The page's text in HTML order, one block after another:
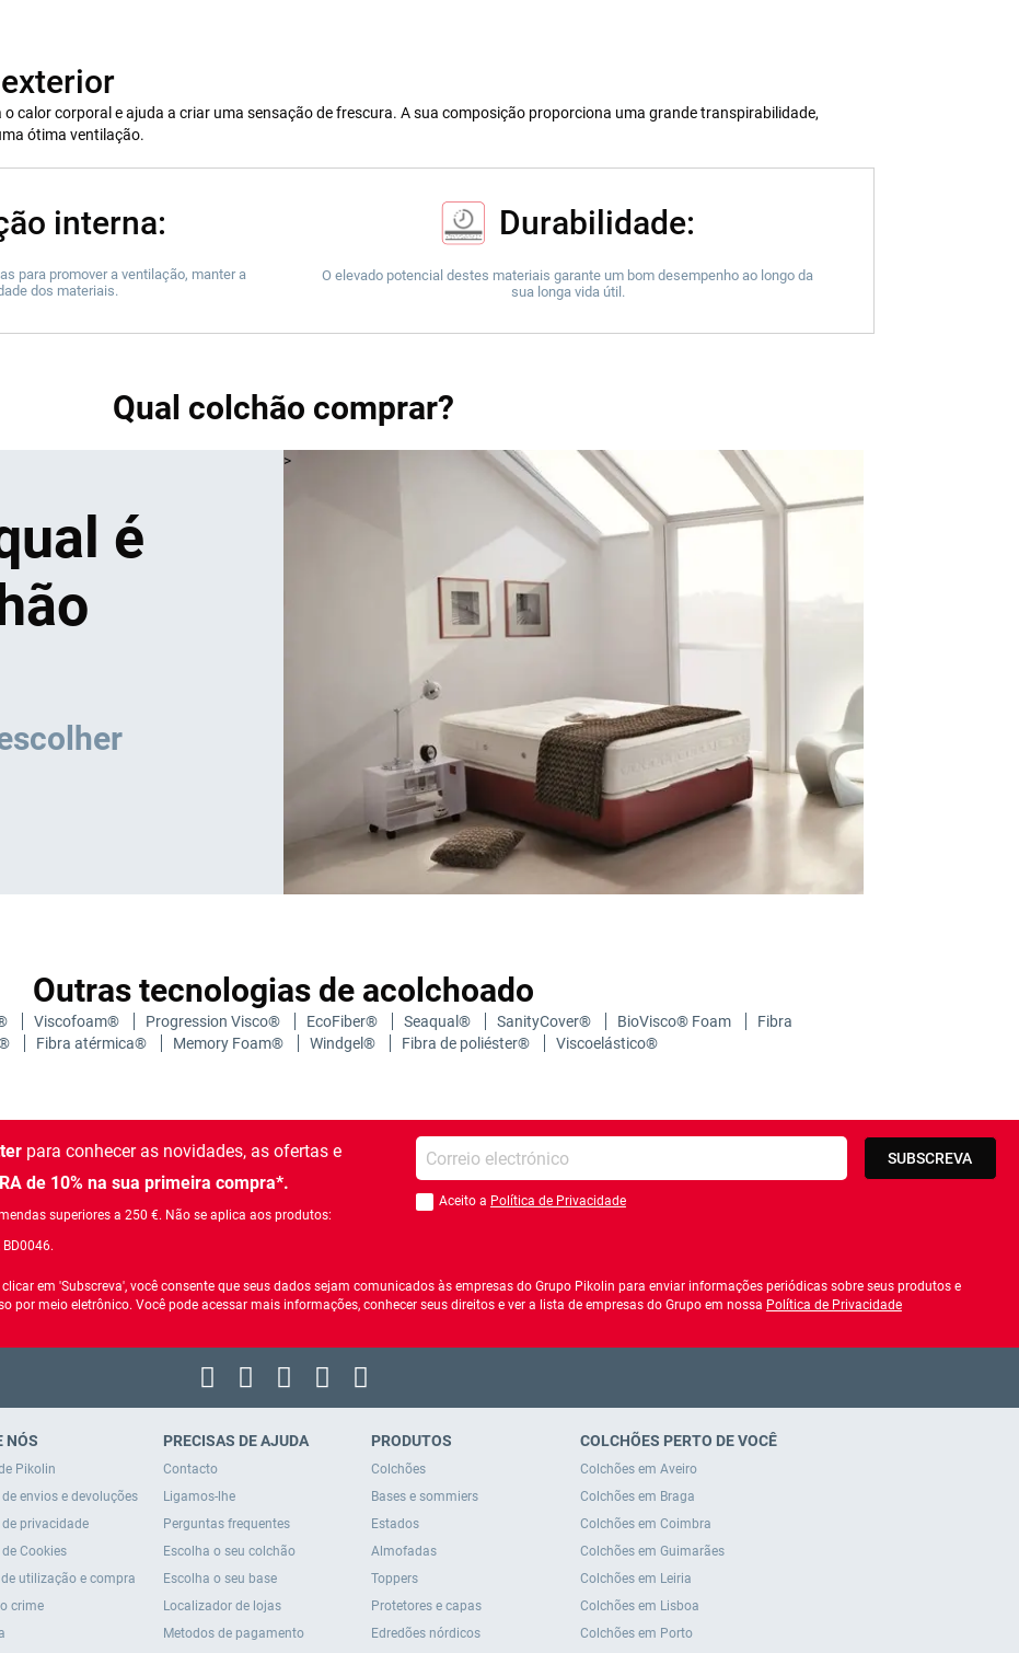
calor corporal e ajuda a criar uma sensação de frescura. A sua composição proporciona uma grande transpirabilidade,
ótima ventilação.
interna:
para promover a ventilação, manter a
dos materiais.
Durabilidade:
O elevado potencial destes materiais garante um bom desempenho ao longo da
sua longa vida útil.
Qual colchão comprar?
é
>
Outras tecnologias de acolchoado
Viscofoam® Progression Visco® EcoFiber® Seaqual® SanityCover® BioVisco® Foam
Fibra
Fibra atérmica® Memory Foam® Windgel® Fibra de poliéster® Viscoelástico®
para conhecer as novidades, as ofertas e
de 10% na sua primeira compra*.
superiores a 250 €. Não se aplica aos produtos:
Introduza o seu email
Você deve aceitar a política de privacidade
Aceito a Política de Privacidade
SUBSCREVA
em 'Subscreva', você consente que seus dados sejam comunicados às empresas do Grupo Pikolin para enviar informações periódicas sobre seus produtos e
por meio eletrônico. Você pode acessar mais informações, conhecer seus direitos e ver a lista de empresas do Grupo em nossa Política de Privacidade
NÓS
Pikolin
envios e devoluções
privacidade
Cookies
utilização e compra
crime
PRECISAS DE AJUDA
Contacto
Ligamos-lhe
Perguntas frequentes
Escolha o seu colchão
Escolha o seu base
Localizador de lojas
Metodos de pagamento
PRODUTOS
Colchões
Bases e sommiers
Estados
Almofadas
Toppers
Protetores e capas
Edredões nórdicos
COLCHÕES PERTO DE VOCÊ
Colchões em Aveiro
Colchões em Braga
Colchões em Coimbra
Colchões em Guimarães
Colchões em Leiria
Colchões em Lisboa
Colchões em Porto